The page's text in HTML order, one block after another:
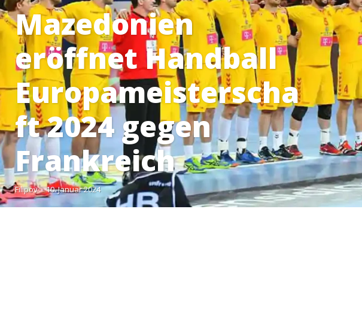
Mazedonien
eröffnet Handball
Europameisterscha
ft 2024 gegen
Frankreich
Filipov - 10. Januar 2024